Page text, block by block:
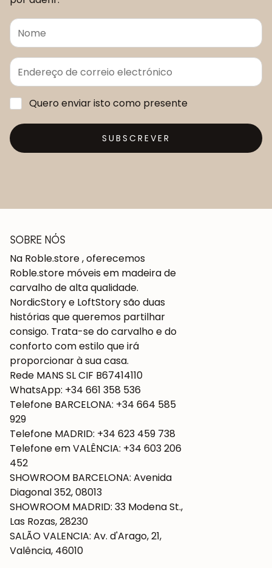
Quero enviar isto como presente
SUBSCREVER
SOBRE NÓS
Na Roble.store , oferecemos
Roble.store móveis em madeira de
carvalho de alta qualidade.
NordicStory e LoftStory são duas
histórias que queremos partilhar
consigo. Trata-se do carvalho e do
conforto com estilo que irá
proporcionar à sua casa.
Rede MANS SL CIF B67414110
WhatsApp: +34 661 358 536
Telefone BARCELONA: +34 664 585
929
Telefone MADRID: +34 623 459 738
Telefone em VALÊNCIA: +34 603 206
452
SHOWROOM BARCELONA: Avenida
Diagonal 352, 08013
SHOWROOM MADRID: 33 Modena St.,
Las Rozas, 28230
SALÃO VALENCIA: Av. d'Arago, 21,
Valência, 46010